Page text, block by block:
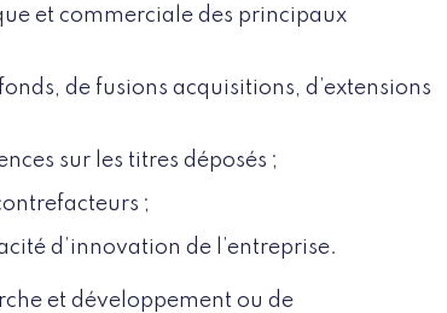
et commerciale des principaux
de fusions acquisitions, d’extensions
sur les titres déposés ;
;
d’innovation de l’entreprise.
et développement ou de